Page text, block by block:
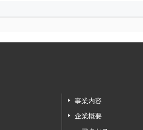
事業内容
企業概要